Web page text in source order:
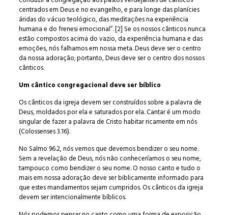
centrados em Deus e no evangelho, e para longe das planícies
áridas do vácuo teológico, das meditações na experiência
humana e do frenesi emocional”. [2] Se os nossos cânticos nunca
estão compostos acima do vazio, da experiência humana e das
emoções, nós falhamos em nossa meta. Deus deve ser o centro
da nossa adoração; portanto, Deus deve ser o centro dos nossos
cânticos.
Um cântico congregacional deve ser bíblico
Os cânticos da igreja devem ser construídos sobre a palavra de
Deus, moldados por ela e saturados por ela. Cantar é um modo
singular de fazer a palavra de Cristo habitar ricamente em nós
(Colossenses 3.16).
No Salmo 96.2, nós vemos que devemos bendizer o seu nome.
Sem a revelação de Deus, nós não conheceríamos o seu nome,
tampouco como bendizer o seu nome. O nosso canto e tudo o
mais em nossa adoração deve ser biblicamente informado para
que estes mandamentos sejam cumpridos. Os cânticos da igreja
devem ser intencionalmente bíblicos.